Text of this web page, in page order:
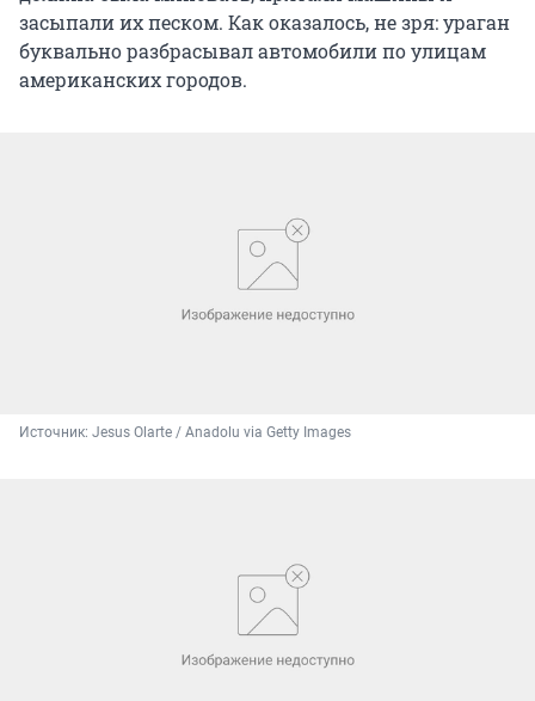
засыпали их песком. Как оказалось, не зря: ураган
буквально разбрасывал автомобили по улицам
американских городов.
Источник: Jesus Olarte / Anadolu via Getty Images